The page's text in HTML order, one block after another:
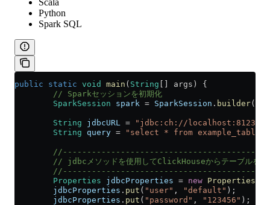
Python
Spark SQL
public static void main ( String [] args) {
        // Sparkセッションを初期化
        SparkSession
spark = SparkSession . builder().
        String
jdbcURL = "jdbc:ch://localhost:8123/
        String
query = "select * from example_table
// jdbcメソッドを使用してClickHouseからテーブルを読
        Properties
jdbcProperties = new Properties
        jdbcProperties
. put ( "user" , "default" );
        jdbcProperties
. put ( "password" , "123456" );